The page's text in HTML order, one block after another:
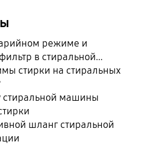
режиме и
в стиральной
стирки на стиральных
стиральной машины
шланг стиральной